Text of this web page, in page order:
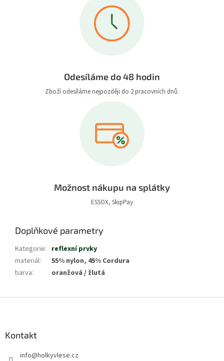
Odesíláme do 48 hodin
Zboží odesíláme nejpozději do 2 pracovních dnů.
Možnost nákupu na splátky
ESSOX, SkipPay
Doplňkové parametry
Kategorie: reflexní prvky
materiál:
55% nylon, 45% Cordura
barva: oranžová / žlutá
Kontakt
info@holkyvlese.cz